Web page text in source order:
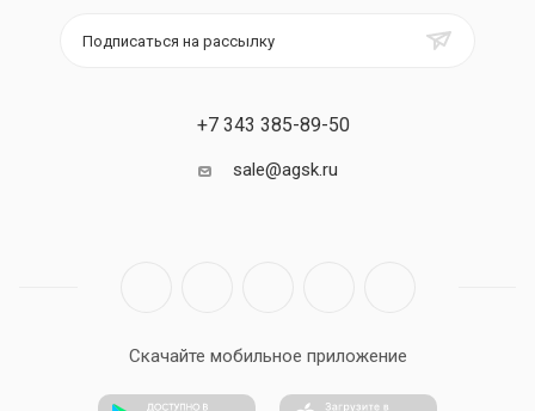
Подписаться на рассылку
+7 343 385-89-50
sale@agsk.ru
Скачайте мобильное приложение